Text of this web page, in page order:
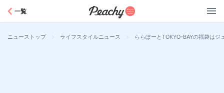
一覧
ニューストップ > ライフスタイルニュース > ららぽーとTOKYO-BAYの福袋は